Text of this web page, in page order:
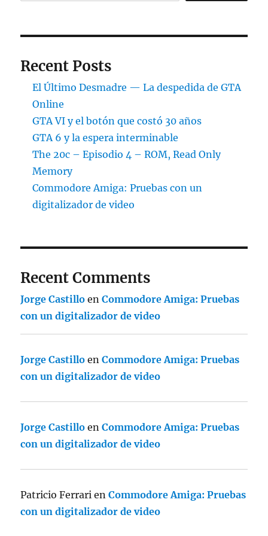
Recent Posts
El Último Desmadre — La despedida de GTA
Online
GTA VI y el botón que costó 30 años
GTA 6 y la espera interminable
The 20c – Episodio 4 – ROM, Read Only
Memory
Commodore Amiga: Pruebas con un
digitalizador de video
Recent Comments
Jorge Castillo enCommodore Amiga: Pruebas
con un digitalizador de video
Jorge Castillo enCommodore Amiga: Pruebas
con un digitalizador de video
Jorge Castillo enCommodore Amiga: Pruebas
con un digitalizador de video
Patricio Ferrari enCommodore Amiga: Pruebas
con un digitalizador de video